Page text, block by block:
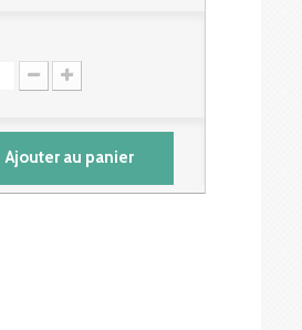
Ajouter au panier